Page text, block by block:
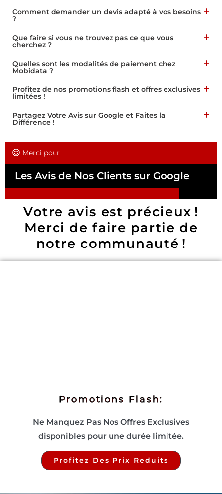
Comment demander un devis adapté à vos besoins
?
Que faire si vous ne trouvez pas ce que vous
cherchez ?
Quelles sont les modalités de paiement chez
Mobidata ?
Profitez de nos promotions flash et offres exclusives
limitées !
Partagez Votre Avis sur Google et Faites la
Différence !
Merci pour
Les Avis de Nos Clients sur Google
Votre avis est précieux !
Merci de faire partie de
notre communauté !
Promotions Flash:
Ne Manquez Pas Nos Offres Exclusives
disponibles pour une durée limitée.
Profitez Des Prix Reduits